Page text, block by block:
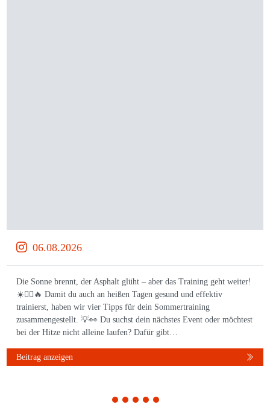
06.08.2026
Die Sonne brennt, der Asphalt glüht – aber das Training geht weiter!
☀️🏃‍♀️🔥 Damit du auch an heißen Tagen gesund und effektiv
trainierst, haben wir vier Tipps für dein Sommertraining
zusammengestellt. 💡👀 Du suchst dein nächstes Event oder möchtest
bei der Hitze nicht alleine laufen? Dafür gibt…
Beitrag anzeigen
1 2 3 4 5